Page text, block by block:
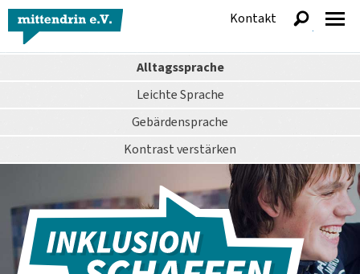
Alltagssprache
Leichte Sprache
Gebärdensprache
Kontrastverstärken
Kontakt
anzeigen